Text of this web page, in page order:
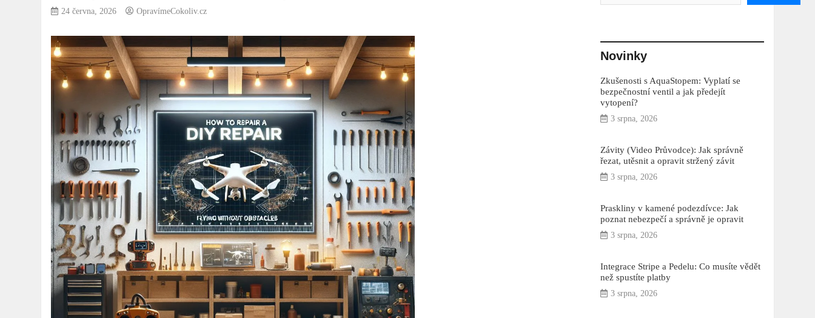
24 června, 2026 OpravímeCokoliv.cz
Novinky
Zkušenosti s AquaStopem: Vyplatí se
bezpečnostní ventil a jak předejít
vytopení?
3 srpna, 2026
Závity (Video Průvodce): Jak správně
řezat, utěsnit a opravit stržený závit
3 srpna, 2026
Praskliny v kamené podezdívce: Jak
poznat nebezpečí a správně je opravit
3 srpna, 2026
Integrace Stripe a Pedelu: Co musíte vědět
než spustíte platby
3 srpna, 2026